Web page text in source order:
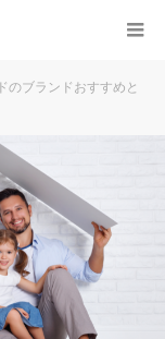
のブランドおすすめと